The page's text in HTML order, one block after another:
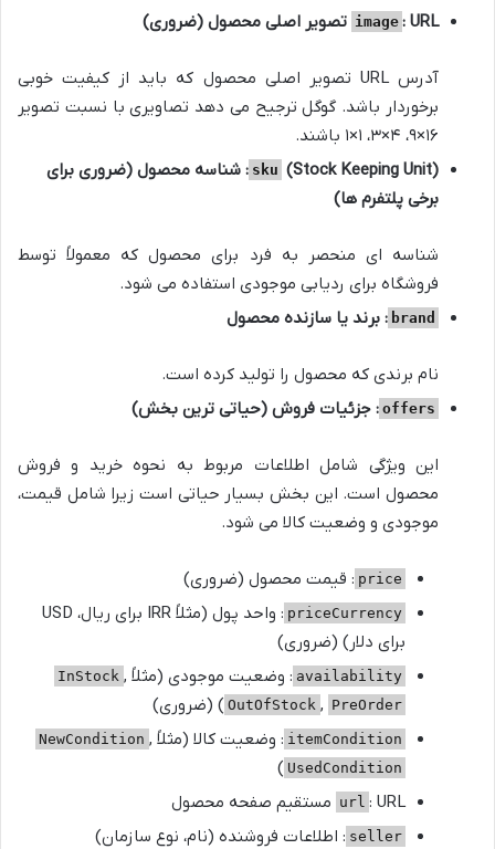
image : URL تصویر اصلی محصول (ضروری)
آدرس URL تصویر اصلی محصول که باید از کیفیت خوبی
برخوردار باشد. گوگل ترجیح می دهد تصاویری با نسبت تصویر
۱۶×۹، ۴×۳، ۱×۱ باشند.
sku (Stock Keeping Unit): شناسه محصول (ضروری برای
برخی پلتفرم ها)
شناسه ای منحصر به فرد برای محصول که معمولاً توسط
فروشگاه برای ردیابی موجودی استفاده می شود.
brand : برند یا سازنده محصول
نام برندی که محصول را تولید کرده است.
offers : جزئیات فروش (حیاتی ترین بخش)
این ویژگی شامل اطلاعات مربوط به نحوه خرید و فروش
محصول است. این بخش بسیار حیاتی است زیرا شامل قیمت،
موجودی و وضعیت کالا می شود.
price : قیمت محصول (ضروری)
priceCurrency
: واحد پول (مثلاً IRR برای ریال، USD
برای دلار) (ضروری)
availability : وضعیت موجودی (مثلاً InStock ,
OutOfStock , PreOrder ) (ضروری)
itemCondition : وضعیت کالا (مثلاً NewCondition ,
UsedCondition
)
url : URL مستقیم صفحه محصول
seller : اطلاعات فروشنده (نام، نوع سازمان)